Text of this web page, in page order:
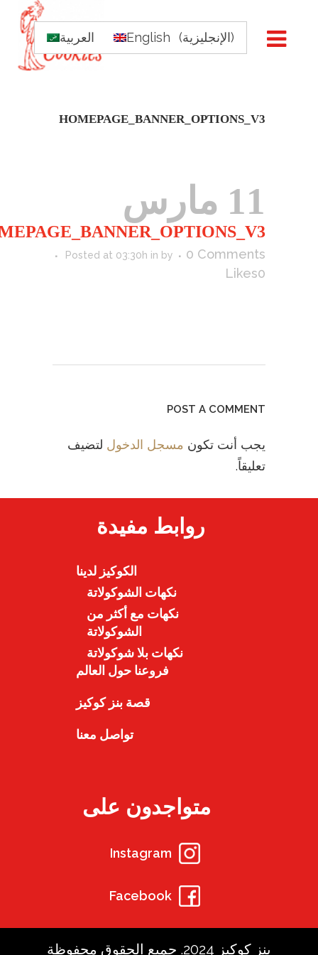
العربية English (الإنجليزية)
HOMEPAGE_BANNER_OPTIONS_V3
11 مارس
Posted at 03:30h in by
0 Comments
0
Likes
POST A COMMENT
يجب أنت تكون مسجل الدخول لتضيف
تعليقاً.
روابط مفيدة
الكوكيز لدينا
نكهات الشوكولاتة
نكهات مع أكثر من
الشوكولاتة
نكهات بلا شوكولاتة
فروعنا حول العالم
قصة بنز كوكيز
تواصل معنا
متواجدون على
Instagram
Facebook
بنز كوكيز 2024. جميع الحقوق محفوظة